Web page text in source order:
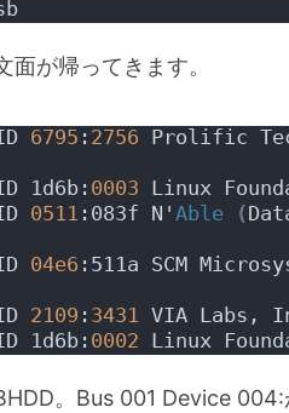
が帰ってきます。
6795 : 2756 Prolific
1d6b: 0003 Linux
0511 :083f N' Able (
04e6 :511a SCM
2109 : 3431
VIA Labs,
1d6b: 0002 Linux
。Bus 001 Device